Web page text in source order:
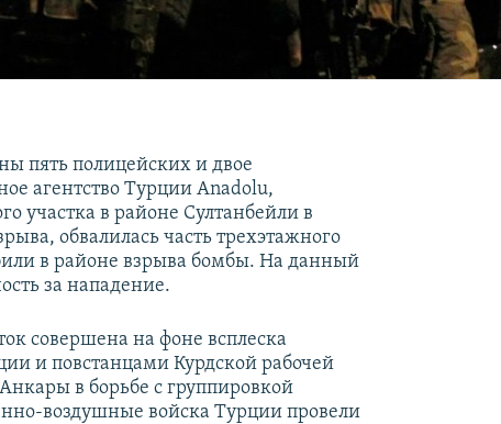
пять полицейских и двое
агентство Турции Anadolu,
участка в районе Султанбейли в
обвалилась часть трехэтажного
в районе взрыва бомбы. На данный
за нападение.
совершена на фоне всплеска
и повстанцами Курдской рабочей
в борьбе с группировкой
воздушные войска Турции провели